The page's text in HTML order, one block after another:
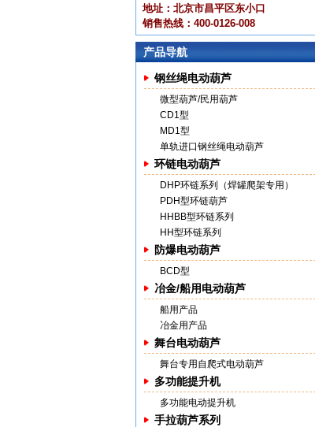
地址：北京市昌平区东小口
销售热线：400-0126-008
产品导航
钢丝绳电动葫芦
微型葫芦/民用葫芦
CD1型
MD1型
单轨进口钢丝绳电动葫芦
环链电动葫芦
DHP环链系列（焊罐爬架专用）
PDH型环链葫芦
HHBB型环链系列
HH型环链系列
防爆电动葫芦
BCD型
冶金/船用电动葫芦
船用产品
冶金用产品
舞台电动葫芦
舞台专用自爬式电动葫芦
多功能提升机
多功能电动提升机
手拉葫芦系列